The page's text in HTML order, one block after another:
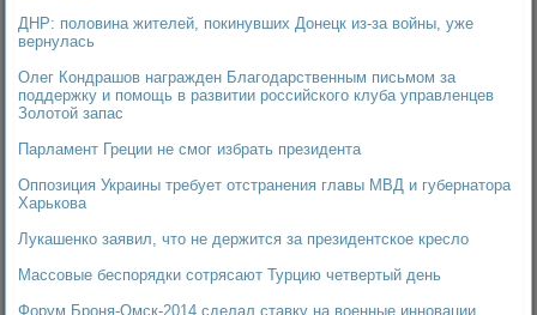
ДНР: половина жителей, покинувших Донецк из-за войны, уже
вернулась
Олег Кондрашов награжден Благодарственным письмом за
поддержку и помощь в развитии российского клуба управленцев
Золотой запас
Парламент Греции не смог избрать президента
Оппозиция Украины требует отстранения главы МВД и губернатора
Харькова
Лукашенко заявил, что не держится за президентское кресло
Массовые беспорядки сотрясают Турцию четвертый день
Форум Броня-Омск-2014 сделал ставку на военные инновации